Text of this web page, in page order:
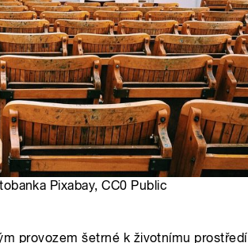
Pixabay, CC0 Public
provozem šetrné k životnímu prostředí